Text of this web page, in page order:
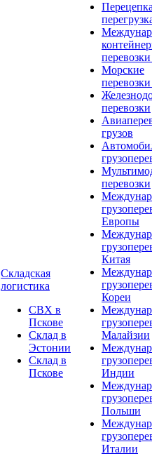
Складская
логистика
СВХ в
Пскове
Склад в
Эстонии
Склад в
Пскове
Морские
перевозки
грузов
перевозки
Европы
Китая
Кореи
Малайзии
Индии
Польши
Италии